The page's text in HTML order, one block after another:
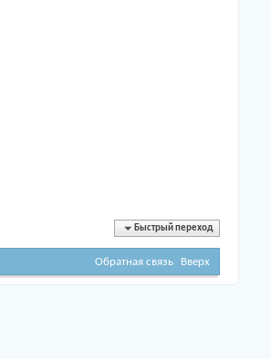
Быстрый переход
Обратная связь Вверх